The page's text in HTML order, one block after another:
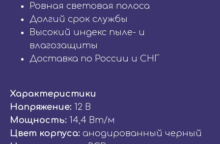
Ровная световая полоса
Долгий срок службы
Высокий индекс пыле- и
влагозащиты
Доставка по России и СНГ
Характеристики
Напряжение: 12 В
Мощность: 14,4 Вт/м
Цвет корпуса: анодированный черный